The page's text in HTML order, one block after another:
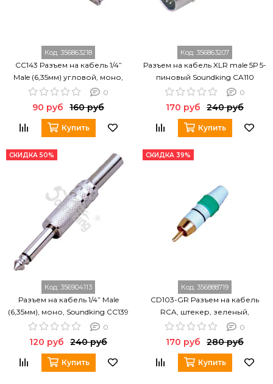
Код: 356863218
CC143 Разъем на кабель 1/4”
Male (6,35мм) угловой, моно,
Soundking
0
90 руб 160 руб
Купить
Код: 356863207
Разъем на кабель XLR male 5Р 5-
пиновый Soundking CA110
0
170 руб 240 руб
Купить
СКИДКА 50%
Код: 356904113
Разъем на кабель 1/4” Male
(6,35мм), моно, Soundking CC139
0
120 руб 240 руб
Купить
СКИДКА 39%
Код: 356888719
CD103-GR Разъем на кабель
RCA, штекер, зеленый,
Soundking
0
170 руб 280 руб
Купить